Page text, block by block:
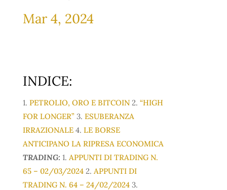
Mar 4, 2024
INDICE:
1. PETROLIO, ORO E BITCOIN2. “HIGH
FOR LONGER”3. ESUBERANZA
IRRAZIONALE4. LE BORSE
ANTICIPANO LA RIPRESA ECONOMICA
TRADING: 1. APPUNTI DI TRADING N.
65 – 02/03/20242. APPUNTI DI
TRADING N. 64 – 24/02/20243.